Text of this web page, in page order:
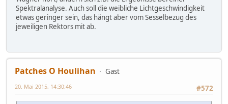
Spektralanalyse. Auch soll die weibliche Lichtgeschwindigkeit
etwas geringer sein, das hängt aber vom Sesselbezug des
jeweiligen Rektors mit ab.
Patches O Houlihan
Gast
#572
20. Mai 2015, 14:30:46